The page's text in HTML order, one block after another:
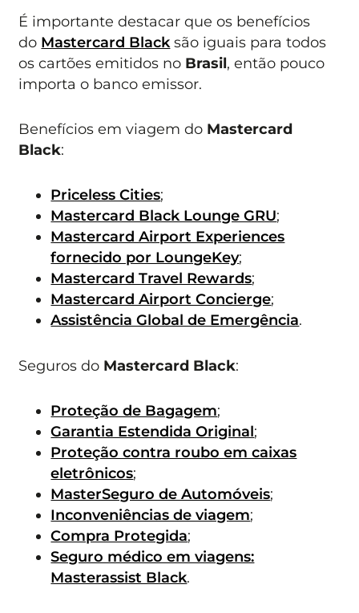
É importante destacar que os benefícios
do Mastercard Black são iguais para todos
os cartões emitidos no Brasil, então pouco
importa o banco emissor.
Benefícios em viagem do Mastercard
Black:
Priceless Cities;
Mastercard Black Lounge GRU;
Mastercard Airport Experiences
fornecido por LoungeKey;
Mastercard Travel Rewards;
Mastercard Airport Concierge;
Assistência Global de Emergência.
Seguros do Mastercard Black:
Proteção de Bagagem;
Garantia Estendida Original;
Proteção contra roubo em caixas
eletrônicos;
MasterSeguro de Automóveis;
Inconveniências de viagem;
Compra Protegida;
Seguro médico em viagens:
Masterassist Black.